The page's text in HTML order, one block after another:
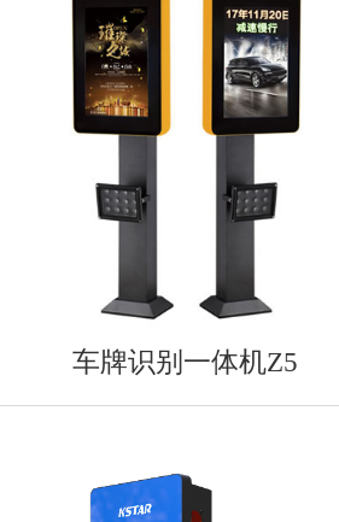
车牌识别一体机Z5